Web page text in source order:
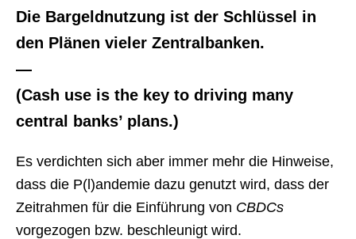
Die Bargeldnutzung ist der Schlüssel in
den Plänen vieler Zentralbanken.
—
(Cash use is the key to driving many
central banks’ plans.)
Es verdichten sich aber immer mehr die Hinweise,
dass die P(l)andemie dazu genutzt wird, dass der
Zeitrahmen für die Einführung von CBDCs
vorgezogen bzw. beschleunigt wird.